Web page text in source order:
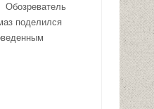
Обозреватель
поделился